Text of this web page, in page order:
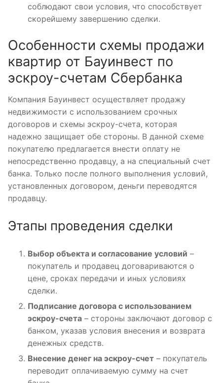
соблюдают свои условия, что способствует
скорейшему завершению сделки.
Особенности схемы продажи
квартир от Бауинвест по
эскроу-счетам Сбербанка
Компания Бауинвест осуществляет продажу
недвижимости с использованием срочных
договоров и схемы эскроу-счета, которая
надежно защищает обе стороны. В данной схеме
покупателю предлагается внести оплату не
непосредственно продавцу, а на специальный счет
банка. Только после полного выполнения условий,
установленных договором, деньги переводятся
продавцу.
Этапы проведения сделки
Выбор объекта и согласование условий –
покупатель и продавец договариваются о
цене, сроках передачи и иных условиях
сделки.
Подписание договора с использованием
эскроу-счета – стороны заключают договор с
банком, указав условия внесения и возврата
денежных средств.
Внесение денег на эскроу-счет – покупатель
переводит оплачиваемую сумму на счет